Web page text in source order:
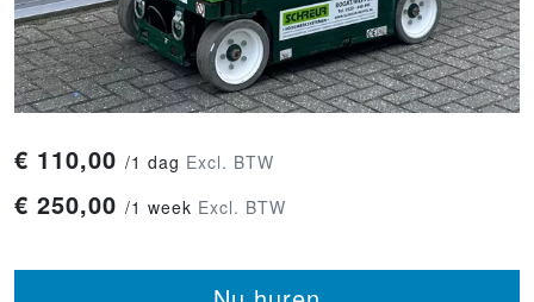
€ 110,00 /1 dag Excl. BTW
€ 250,00 /1 week Excl. BTW